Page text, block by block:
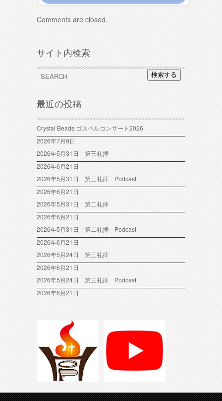
Comments are closed.
サイト内検索
検索する
最近の投稿
Crystal Beads ゴスペルコンサート2026
2026年7月9日
2026年5月31日 第三礼拝
2026年6月21日
2026年5月31日 第三礼拝 Podcast
2026年6月21日
2026年5月31日 第二礼拝
2026年6月21日
2026年5月31日 第二礼拝 Podcast
2026年6月21日
2026年5月24日 第三礼拝
2026年6月21日
2026年5月24日 第三礼拝 Podcast
2026年6月21日